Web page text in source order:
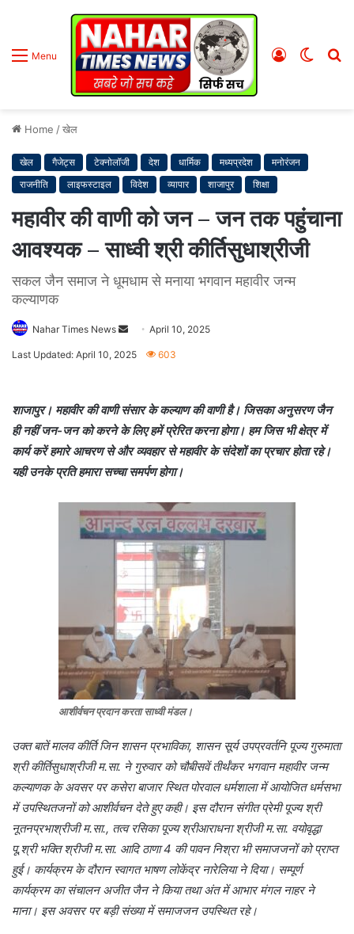
Menu
Switch
Log
Home /खेल
खेल गैजेट्स टेक्नोलॉजी देश धार्मिक मध्यप्रदेश
मनोरंजन
राजनीति
लाइफस्टाइल विदेश व्यापार शाजापुर शिक्षा
महावीर की वाणी को जन – जन तक पहुंचाना
आवश्यक – साध्वी श्री कीर्तिसुधाश्रीजी
सकल जैन समाज ने धूमधाम से मनाया भगवान महावीर जन्म
कल्याणक
Nahar Times News
a
e
i
l
April 10, 2025
Last Updated: April 10, 2025 603
शाजापुर। महावीर की वाणी संसार के कल्याण की वाणी है। जिसका अनुसरण जैन
ही नहीं जन-जन को करने के लिए हमें प्रेरित करना होगा। हम जिस भी क्षेत्र में
कार्य करें हमारे आचरण से और व्यवहार से महावीर के संदेशों का प्रचार होता रहे।
यही उनके प्रति हमारा सच्चा समर्पण होगा।
आशीर्वचन प्रदान करता साध्वी मंडल।
उक्त बातें मालव कीर्ति जिन शासन प्रभाविका, शासन सूर्य उपप्रवर्तनि पूज्य गुरुमाता
श्री कीर्तिसुधाश्रीजी म.सा. ने गुरुवार को चौबीसवें तीर्थंकर भगवान महावीर जन्म
कल्याणक के अवसर पर कसेरा बाजार स्थित पोरवाल धर्मशाला में आयोजित धर्मसभा
में उपस्थितजनों को आशीर्वचन देते हुए कही। इस दौरान संगीत प्रेमी पूज्य श्री
नूतनप्रभाश्रीजी म.सा., तत्व रसिका पूज्य श्रीआराधना श्रीजी म.सा. वयोवृद्धा
पू.श्री भक्ति श्रीजी म.सा. आदि ठाणा 4 की पावन निश्रा भी समाजजनों को प्राप्त
हुई। कार्यक्रम के दौरान स्वागत भाषण लोकेंद्र नारेलिया ने दिया। सम्पूर्ण
कार्यक्रम का संचालन अजीत जैन ने किया तथा अंत में आभार मंगल नाहर ने
माना। इस अवसर पर बड़ी संख्या में समाजजन उपस्थित रहे।